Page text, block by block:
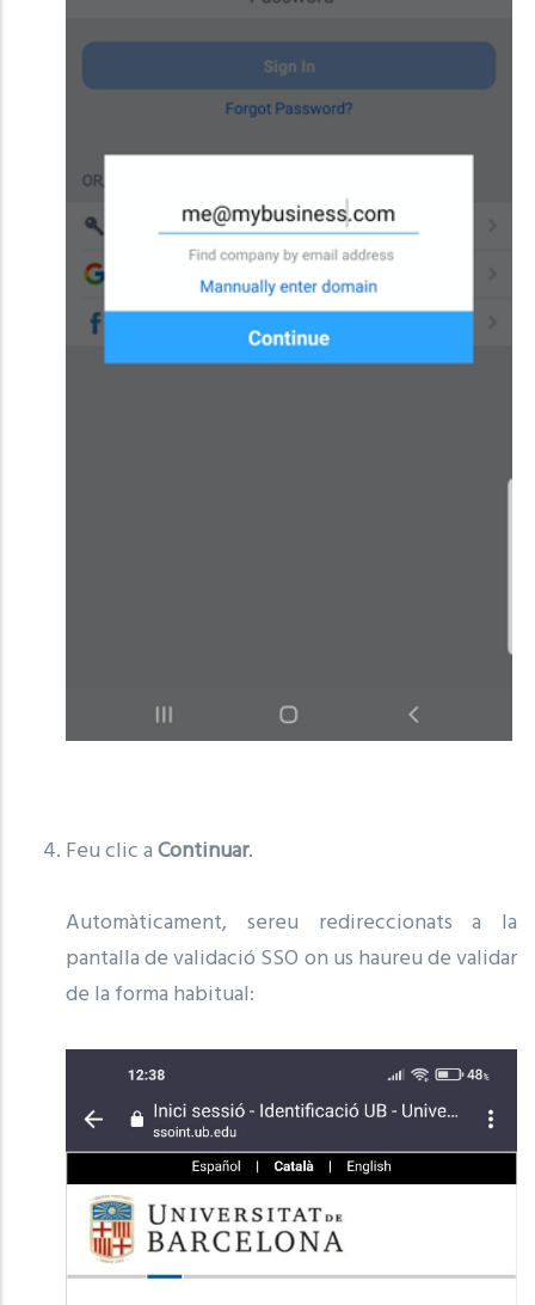
Feu clic aContinuar.
Automàticament, sereu redireccionats a la
pantalla de validació SSO on us haureu de validar
de la forma habitual: